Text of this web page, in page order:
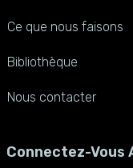
Ce que nous faisons
Bibliothèque
Nous contacter
Connectez-Vous